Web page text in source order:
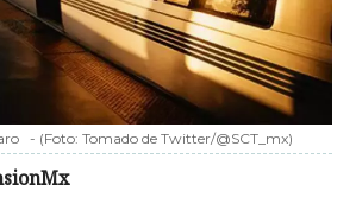
- (Foto: Tomado de Twitter/@SCT_mx)